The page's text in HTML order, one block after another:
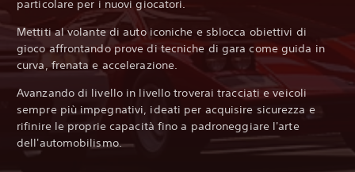
particolare per i nuovi giocatori.
Mettiti al volante di auto iconiche e sblocca obiettivi di
gioco affrontando prove di tecniche di gara come guida in
curva, frenata e accelerazione.
Avanzando di livello in livello troverai tracciati e veicoli
sempre più impegnativi, ideati per acquisire sicurezza e
rifinire le proprie capacità fino a padroneggiare l'arte
dell'automobilismo.